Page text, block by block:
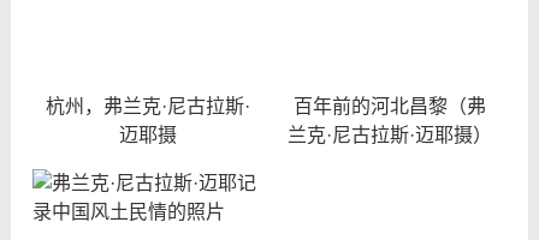
杭州，弗兰克·尼古拉斯·
迈耶摄
百年前的河北昌黎（弗
兰克·尼古拉斯·迈耶摄）